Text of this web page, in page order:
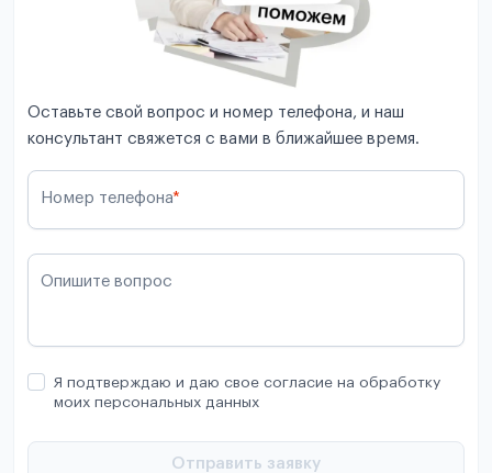
Оставьте свой вопрос и номер телефона, и наш
консультант свяжется с вами в ближайшее время.
Номер телефона*
Опишите вопрос
Я подтверждаю и даю свое согласие на обработку
моих персональных данных
Отправить заявку